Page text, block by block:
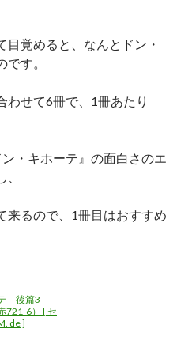
覚めると、なんとドン・
す。
わせて6冊で、1冊あたり
・キホーテ』の面白さのエ
来るので、1冊目はおすすめ
後篇3
721-6） [ セ
de ]